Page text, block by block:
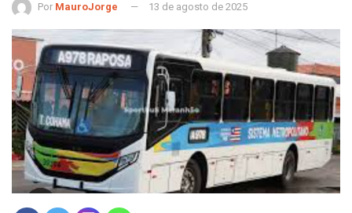
Por MauroJorge 13 de agosto de 2025